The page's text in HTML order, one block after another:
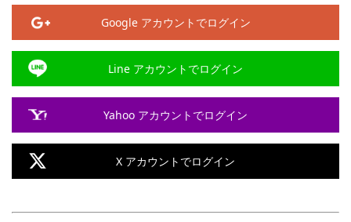
Google アカウントでログイン
Line アカウントでログイン
Yahoo アカウントでログイン
X アカウントでログイン